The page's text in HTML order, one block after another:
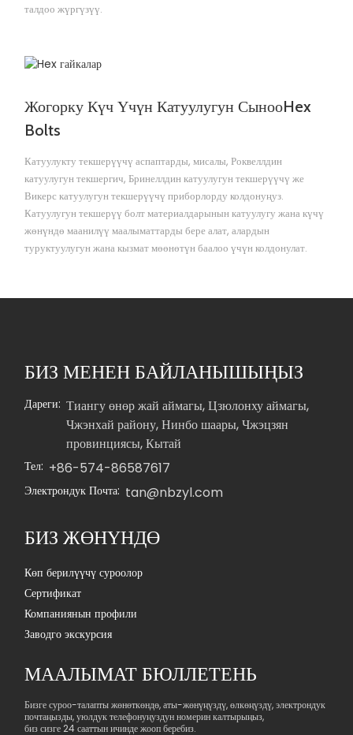
талдоо жүргүзүү.
Жогорку Күч Үчүн Катуулугун СынооHex
Bolts
Катуулукту текшерүүчү аспаптарды, мисалы, Роквеллдин
катуулугун текшергич, Бринеллдин катуулугун текшерүүчү же
Викерс катуулугун текшерүүчү приборлорду колдонуңуз.
Катуулугун текшерүү болт материалдарынын катуулугу жана күчү
жөнүндө маанилүү маалыматтарды бере алат, алардын
туруктуулугун жана кызмат мөөнөтүн баалоо үчүн колдонулат.
БИЗ МЕНЕН БАЙЛАНЫШЫҢЫЗ
Дареги: Тиангу өнөр жай аймагы, Цзюлонху аймагы,
Чжэнхай району, Нинбо шаары, Чжэцзян
провинциясы, Кытай
Тел: +86-574-86587617
Электрондук Почта: tan@nbzyl.com
БИЗ ЖӨНҮНДӨ
Көп берилүүчү суроолор
Сертификат
Компаниянын профили
Заводго экскурсия
МААЛЫМАТ БЮЛЛЕТЕНЬ
Бизге суроо-талапты жөнөткөндө, аты-жөнүңүздү, өлкөңүздү, электрондук
почтаңызды, уюлдук телефонуңуздун номерин калтырыңыз,
биз сизге 24 сааттын ичинде жооп беребиз.